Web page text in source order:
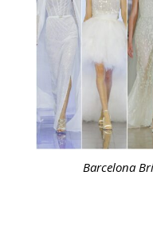
Barcelona